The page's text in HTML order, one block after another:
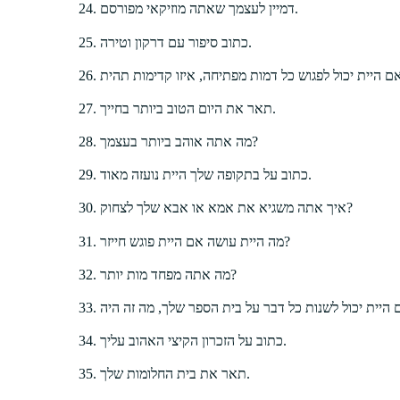
דמיין לעצמך שאתה מוזיקאי מפורסם.
כתוב סיפור עם דרקון וטירה.
תאר את היום הטוב ביותר בחייך.
מה אתה אוהב ביותר בעצמך?
כתוב על בתקופה שלך היית נועזה מאוד.
איך אתה משגיא את אמא או אבא שלך לצחוק?
מה היית עושה אם היית פוגש חייזר?
מה אתה מפחד מות יותר?
כתוב על הזכרון הקיצי האהוב עליך.
תאר את בית החלומות שלך.